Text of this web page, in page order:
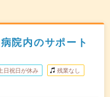
院内のサポート
日祝日が休み 残業なし